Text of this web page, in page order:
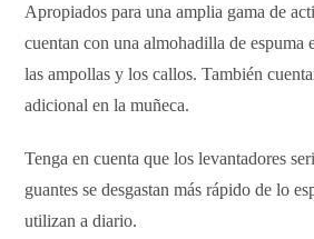
Apropiados para una amplia gama de
cuentan con una almohadilla de espuma
las ampollas y los callos. También
adicional en la muñeca.
Tenga en cuenta que los levantadores
guantes se desgastan más rápido de lo
utilizan a diario.